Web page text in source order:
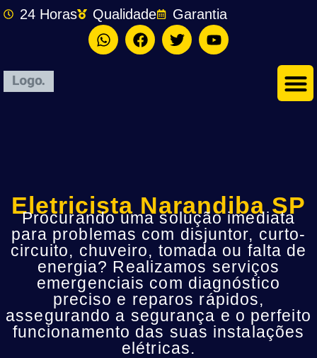
24 Horas Qualidade Garantia
Eletricista Narandiba SP
Procurando uma solução imediata
para problemas com disjuntor, curto-
circuito, chuveiro, tomada ou falta de
energia? Realizamos serviços
emergenciais com diagnóstico
preciso e reparos rápidos,
assegurando a segurança e o perfeito
funcionamento das suas instalações
elétricas.